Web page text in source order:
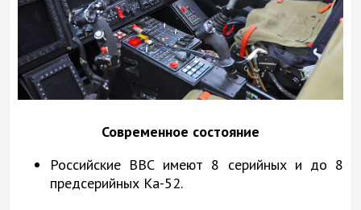
Современное состояние
Российские ВВС имеют 8 серийных и до 8
предсерийных Ка-52.